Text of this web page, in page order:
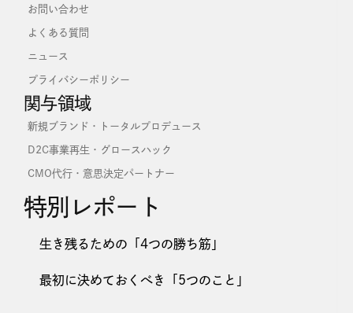
お問い合わせ
よくある質問
ニュース
プライバシーポリシー
関与領域
新規ブランド・トータルプロデュース
D2C事業再生・グロースハック
CMO代行・意思決定パートナー
特別レポート
生き残るための「4つの勝ち筋」
最初に決めておくべき「5つのこと」